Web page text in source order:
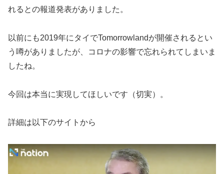
れるとの報道発表がありました。
以前にも2019年にタイでTomorrowlandが開催されるとい
う噂がありましたが、コロナの影響で忘れられてしまいま
したね。
今回は本当に実現してほしいです（切実）。
詳細は以下のサイトから